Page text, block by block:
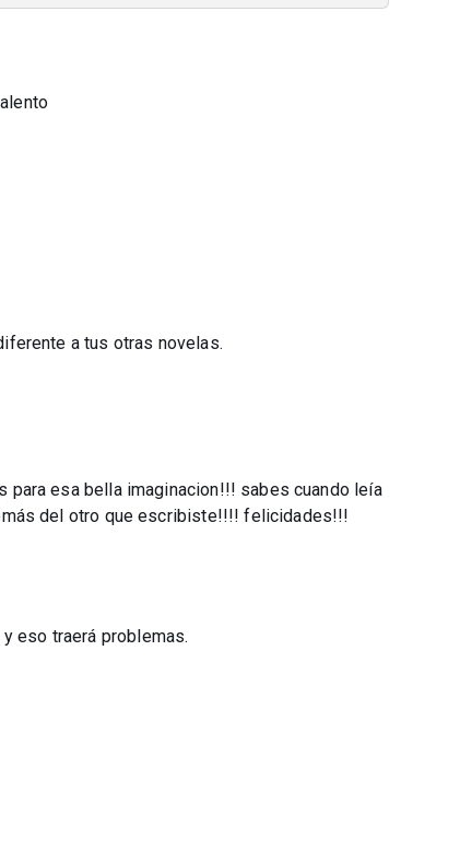
a tus otras novelas.
esa bella imaginacion!!! sabes cuando leía
del otro que escribiste!!!! felicidades!!!
eso traerá problemas.